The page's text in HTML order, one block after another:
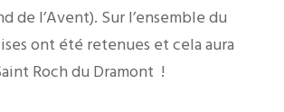
de l’Avent). Sur l’ensemble du
ont été retenues et cela aura
Roch du Dramont !